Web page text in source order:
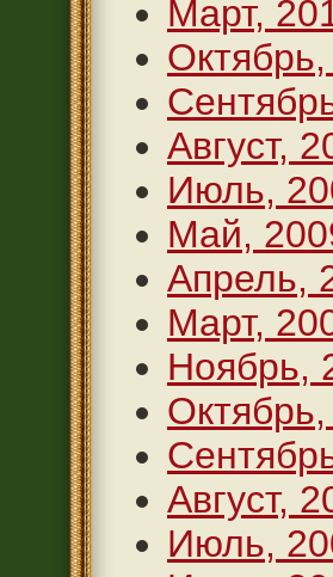
Март,
Август,
Июль,
Май,
Апрель,
Март,
Ноябрь,
Август,
Июль,